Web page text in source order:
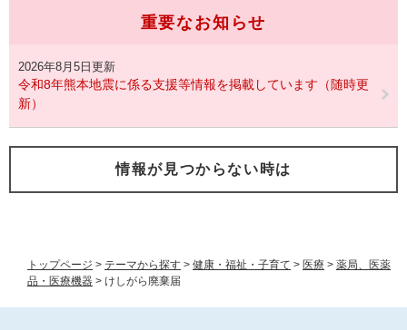
トップページ > テーマから探す > 健康・福祉・子育て > 医療 > 薬局、医薬
品・医療機器 > けしがら廃棄届
重要なお知らせ
2026年8月5日更新
令和8年熊本地震に係る支援等情報を掲載しています（随時更
新）
情報が見つからない時は